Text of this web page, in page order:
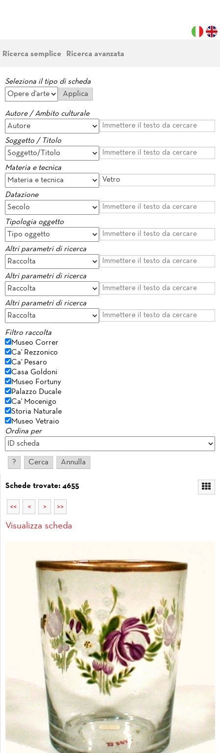
Ricerca semplice Ricerca avanzata
Seleziona il tipo di scheda
Autore / Ambito culturale
Soggetto / Titolo
Materia e tecnica
Datazione
Tipologia oggetto
Altri parametri di ricerca
Altri parametri di ricerca
Altri parametri di ricerca
Filtro raccolta
Museo Correr
Ca' Rezzonico
Ca' Pesaro
Casa Goldoni
Museo Fortuny
Palazzo Ducale
Ca' Mocenigo
Storia Naturale
Museo Vetraio
Ordina per
Schede trovate: 4655
<< < > >>
Visualizza scheda